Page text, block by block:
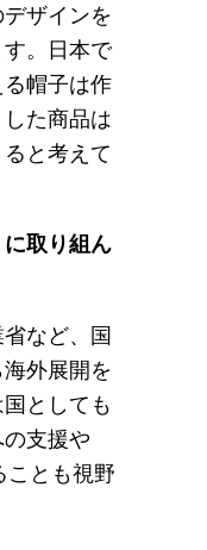
ザインを
。日本で
帽子は作
た商品は
と考えて
取り組ん
など、国
外展開を
としても
支援や
ことも視野